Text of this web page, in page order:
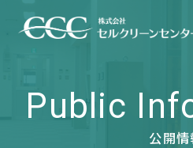
Public
公開情